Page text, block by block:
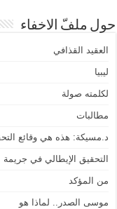
حول ملفّ الاخفاء
العقيد القذافي
ليبيا
لكلمته صولة
مطالبات
د.مسيكة: هذه هي وقائع
التحقيق الإيطالي في جريمة
من المؤكد
موسى الصدر.. لماذا هو